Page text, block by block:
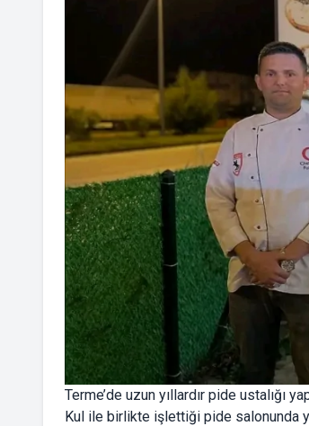
Terme’de uzun yıllardır pide ustalığı
Kul ile birlikte işlettiği pide salonunda